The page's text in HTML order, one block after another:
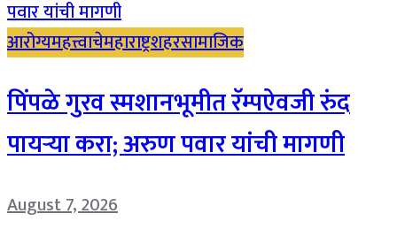
आरोग्यमहत्त्वाचेमहाराष्ट्रशहरसामाजिक
पिंपळे गुरव स्मशानभूमीत रॅम्पऐवजी रुंद
पायऱ्या करा; अरुण पवार यांची मागणी
August 7, 2026